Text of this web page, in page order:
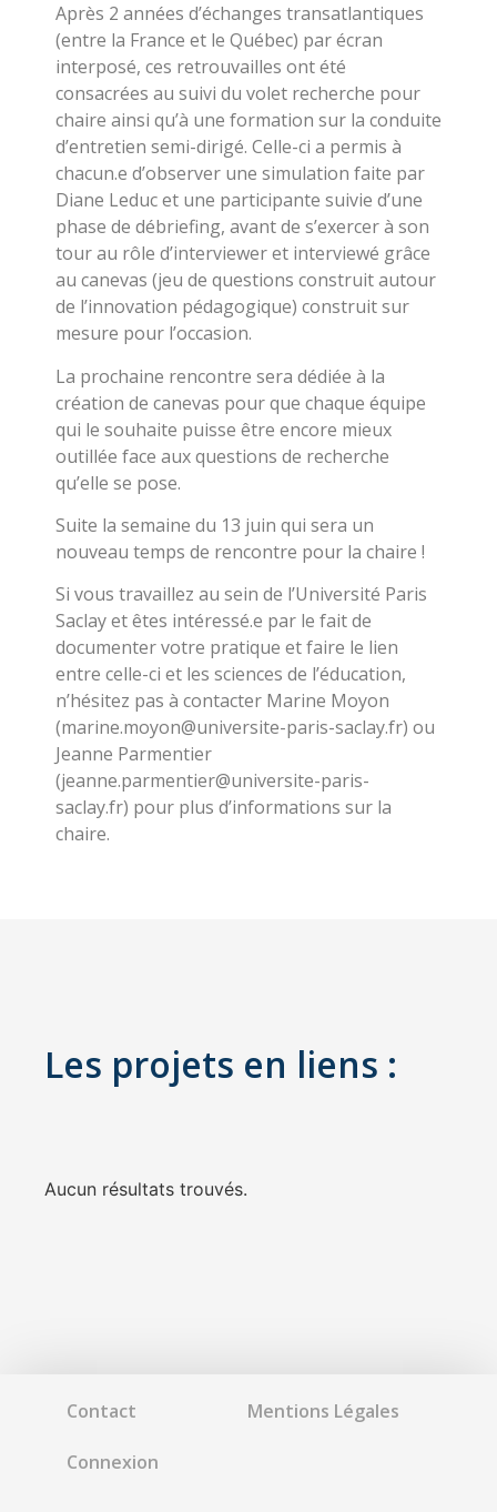
Après 2 années d’échanges transatlantiques
(entre la France et le Québec) par écran
interposé, ces retrouvailles ont été
consacrées au suivi du volet recherche pour
chaire ainsi qu’à une formation sur la conduite
d’entretien semi-dirigé. Celle-ci a permis à
chacun.e d’observer une simulation faite par
Diane Leduc et une participante suivie d’une
phase de débriefing, avant de s’exercer à son
tour au rôle d’interviewer et interviewé grâce
au canevas (jeu de questions construit autour
de l’innovation pédagogique) construit sur
mesure pour l’occasion.
La prochaine rencontre sera dédiée à la
création de canevas pour que chaque équipe
qui le souhaite puisse être encore mieux
outillée face aux questions de recherche
qu’elle se pose.
Suite la semaine du 13 juin qui sera un
nouveau temps de rencontre pour la chaire !
Si vous travaillez au sein de l’Université Paris
Saclay et êtes intéressé.e par le fait de
documenter votre pratique et faire le lien
entre celle-ci et les sciences de l’éducation,
n’hésitez pas à contacter Marine Moyon
(marine.moyon@universite-paris-saclay.fr) ou
Jeanne Parmentier
(jeanne.parmentier@universite-paris-
saclay.fr) pour plus d’informations sur la
chaire.
Les projets en liens :
Aucun résultats trouvés.
Contact Mentions Légales
Connexion